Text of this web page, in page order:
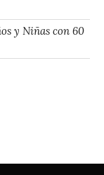
y Niñas con 60